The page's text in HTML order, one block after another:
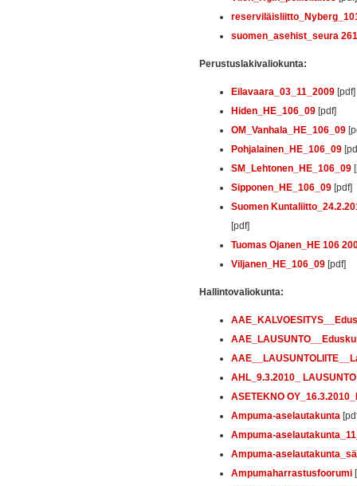
suomen_asehist_seura
Perustuslakivaliokunta:
Eilavaara_03_11_2009 [pdf]
Hiden_HE_106_09 [pdf]
OM_Vanhala_HE_106_09
Pohjalainen_HE_106_09
SM_Lehtonen_HE_106_09
Sipponen_HE_106_09 [pdf]
Suomen
[pdf]
Tuomas Ojanen_HE 106
Viljanen_HE_106_09 [pdf]
Hallintovaliokunta:
AHL_9.3.2010_
ASETEKNO
Ampuma-aselautakunta
Ampuma-
Ampuma-
Ampumaharrastusfoorumi